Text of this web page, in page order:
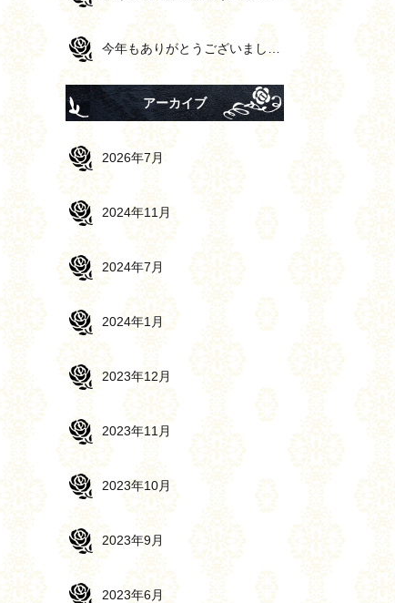
今年もありがとうございました。
アーカイブ
2026年7月
2024年11月
2024年7月
2024年1月
2023年12月
2023年11月
2023年10月
2023年9月
2023年6月